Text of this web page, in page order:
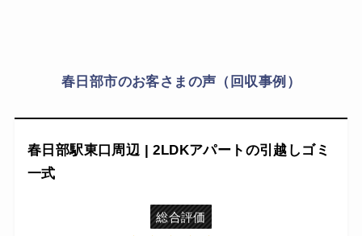
春日部市のお客さまの声（回収事例）
春日部駅東口周辺 | 2LDKアパートの引越しゴミ
一式
総合評価